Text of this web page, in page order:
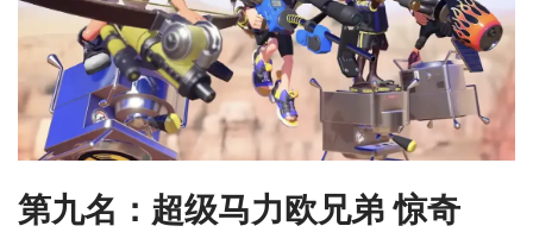
第九名：超级马力欧兄弟 惊奇